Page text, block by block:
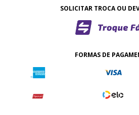
SOLICITAR TROCA OU
FORMAS DE